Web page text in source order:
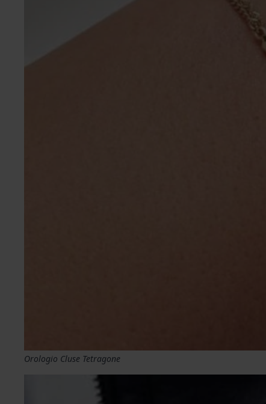
Orologio Cluse Tetragone